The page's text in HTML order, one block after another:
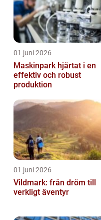
01 juni 2026
Maskinpark hjärtat i en
effektiv och robust
produktion
01 juni 2026
Vildmark: från dröm till
verkligt äventyr